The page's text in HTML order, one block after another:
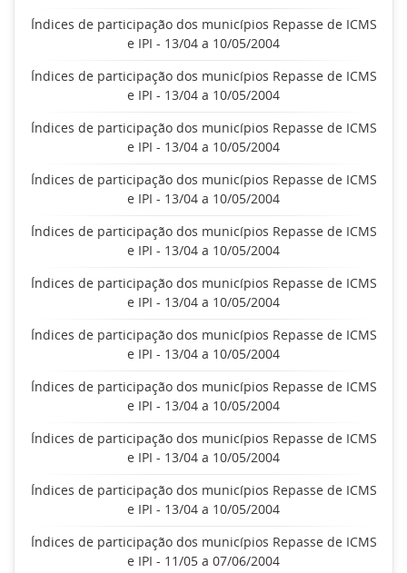
Índices de participação dos municípios Repasse de ICMS
e IPI - 13/04 a 10/05/2004
Índices de participação dos municípios Repasse de ICMS
e IPI - 13/04 a 10/05/2004
Índices de participação dos municípios Repasse de ICMS
e IPI - 13/04 a 10/05/2004
Índices de participação dos municípios Repasse de ICMS
e IPI - 13/04 a 10/05/2004
Índices de participação dos municípios Repasse de ICMS
e IPI - 13/04 a 10/05/2004
Índices de participação dos municípios Repasse de ICMS
e IPI - 13/04 a 10/05/2004
Índices de participação dos municípios Repasse de ICMS
e IPI - 13/04 a 10/05/2004
Índices de participação dos municípios Repasse de ICMS
e IPI - 13/04 a 10/05/2004
Índices de participação dos municípios Repasse de ICMS
e IPI - 13/04 a 10/05/2004
Índices de participação dos municípios Repasse de ICMS
e IPI - 13/04 a 10/05/2004
Índices de participação dos municípios Repasse de ICMS
e IPI - 11/05 a 07/06/2004